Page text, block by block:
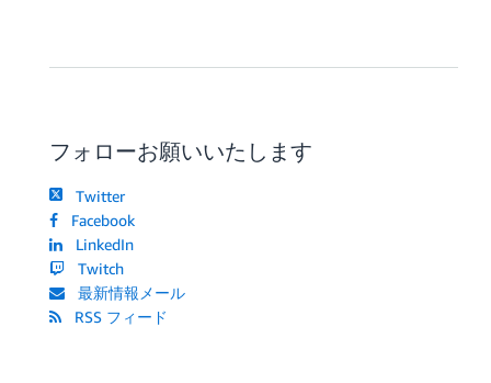
フォローお願いいたします
Twitter
Facebook
LinkedIn
Twitch
最新情報メール
RSS フィード